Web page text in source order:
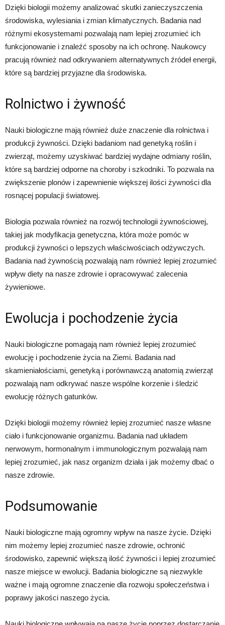
Dzięki biologii możemy analizować skutki zanieczyszczenia
środowiska, wylesiania i zmian klimatycznych. Badania nad
różnymi ekosystemami pozwalają nam lepiej zrozumieć ich
funkcjonowanie i znaleźć sposoby na ich ochronę. Naukowcy
pracują również nad odkrywaniem alternatywnych źródeł energii,
które są bardziej przyjazne dla środowiska.
Rolnictwo i żywność
Nauki biologiczne mają również duże znaczenie dla rolnictwa i
produkcji żywności. Dzięki badaniom nad genetyką roślin i
zwierząt, możemy uzyskiwać bardziej wydajne odmiany roślin,
które są bardziej odporne na choroby i szkodniki. To pozwala na
zwiększenie plonów i zapewnienie większej ilości żywności dla
rosnącej populacji światowej.
Biologia pozwala również na rozwój technologii żywnościowej,
takiej jak modyfikacja genetyczna, która może pomóc w
produkcji żywności o lepszych właściwościach odżywczych.
Badania nad żywnością pozwalają nam również lepiej zrozumieć
wpływ diety na nasze zdrowie i opracowywać zalecenia
żywieniowe.
Ewolucja i pochodzenie życia
Nauki biologiczne pomagają nam również lepiej zrozumieć
ewolucję i pochodzenie życia na Ziemi. Badania nad
skamieniałościami, genetyką i porównawczą anatomią zwierząt
pozwalają nam odkrywać nasze wspólne korzenie i śledzić
ewolucję różnych gatunków.
Dzięki biologii możemy również lepiej zrozumieć nasze własne
ciało i funkcjonowanie organizmu. Badania nad układem
nerwowym, hormonalnym i immunologicznym pozwalają nam
lepiej zrozumieć, jak nasz organizm działa i jak możemy dbać o
nasze zdrowie.
Podsumowanie
Nauki biologiczne mają ogromny wpływ na nasze życie. Dzięki
nim możemy lepiej zrozumieć nasze zdrowie, ochronić
środowisko, zapewnić większą ilość żywności i lepiej zrozumieć
nasze miejsce w ewolucji. Badania biologiczne są niezwykle
ważne i mają ogromne znaczenie dla rozwoju społeczeństwa i
poprawy jakości naszego życia.